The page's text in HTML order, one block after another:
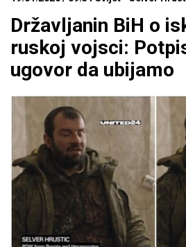
Državljanin BiH o
ruskoj vojsci:
ugovor da ubijamo